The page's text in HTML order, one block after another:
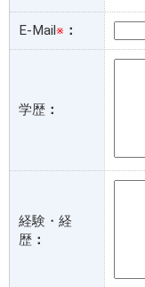
E-Mail ※ ：
学歴 ：
経験・経
歴 ：